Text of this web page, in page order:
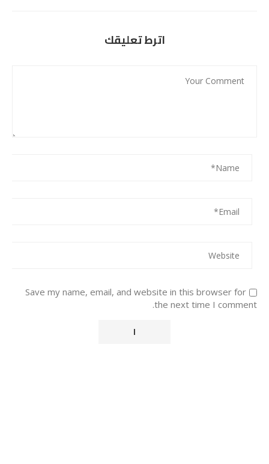
اترط تعليقك
Save my name, email, and website in this browser for
the next time I comment.